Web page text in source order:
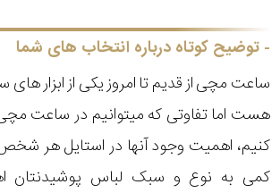
توضیح کوتاه درباره انتخاب های شما
ساعت مچی از قدیم تا امروز یکی از ابزار
هست اما تفاوتی که میتوانیم در ساعت
کنیم، اهمیت وجود آنها در استایل هر
کمی به نوع و سبک لباس پوشیدنتان
متی
تیسوت
مازراتی
رده